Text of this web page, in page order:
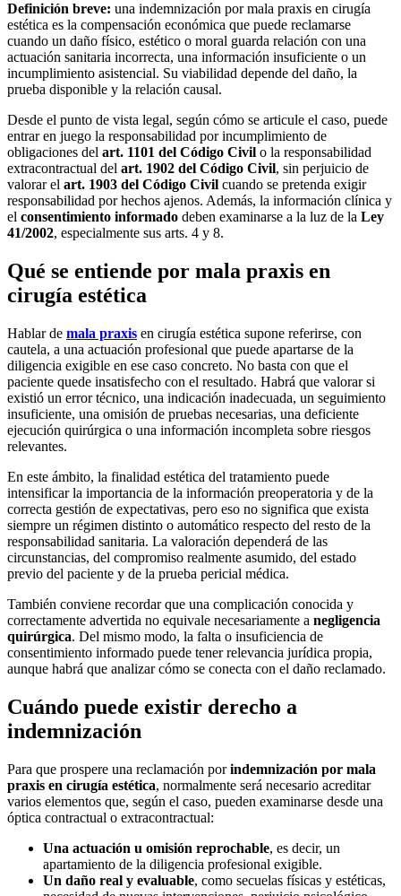
Definición breve: una indemnización por mala praxis en cirugía
estética es la compensación económica que puede reclamarse
cuando un daño físico, estético o moral guarda relación con una
actuación sanitaria incorrecta, una información insuficiente o un
incumplimiento asistencial. Su viabilidad depende del daño, la
prueba disponible y la relación causal.
Desde el punto de vista legal, según cómo se articule el caso, puede
entrar en juego la responsabilidad por incumplimiento de
obligaciones del art. 1101 del Código Civil o la responsabilidad
extracontractual del art. 1902 del Código Civil, sin perjuicio de
valorar el art. 1903 del Código Civil cuando se pretenda exigir
responsabilidad por hechos ajenos. Además, la información clínica y
el consentimiento informado deben examinarse a la luz de la Ley
41/2002, especialmente sus arts. 4 y 8.
Qué se entiende por mala praxis en
cirugía estética
Hablar de mala praxis en cirugía estética supone referirse, con
cautela, a una actuación profesional que puede apartarse de la
diligencia exigible en ese caso concreto. No basta con que el
paciente quede insatisfecho con el resultado. Habrá que valorar si
existió un error técnico, una indicación inadecuada, un seguimiento
insuficiente, una omisión de pruebas necesarias, una deficiente
ejecución quirúrgica o una información incompleta sobre riesgos
relevantes.
En este ámbito, la finalidad estética del tratamiento puede
intensificar la importancia de la información preoperatoria y de la
correcta gestión de expectativas, pero eso no significa que exista
siempre un régimen distinto o automático respecto del resto de la
responsabilidad sanitaria. La valoración dependerá de las
circunstancias, del compromiso realmente asumido, del estado
previo del paciente y de la prueba pericial médica.
También conviene recordar que una complicación conocida y
correctamente advertida no equivale necesariamente a negligencia
quirúrgica. Del mismo modo, la falta o insuficiencia de
consentimiento informado puede tener relevancia jurídica propia,
aunque habrá que analizar cómo se conecta con el daño reclamado.
Cuándo puede existir derecho a
indemnización
Para que prospere una reclamación porindemnización por mala
praxis en cirugía estética, normalmente será necesario acreditar
varios elementos que, según el caso, pueden examinarse desde una
óptica contractual o extracontractual:
Una actuación u omisión reprochable, es decir, un
apartamiento de la diligencia profesional exigible.
Un daño real y evaluable, como secuelas físicas y estéticas,